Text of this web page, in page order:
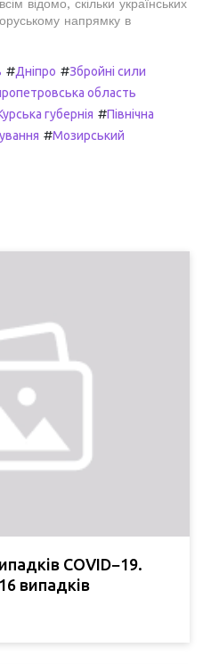
відомо, скільки українських
напрямку в
#Дніпро #Збройні сили
область
губернія #Північна
#Мозирський
COVID−19.
випадків